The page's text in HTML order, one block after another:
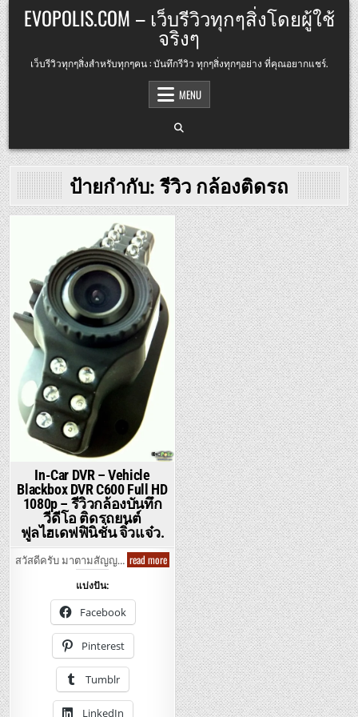
Skip
to
content
EVOPOLIS.COM – เว็บรีวิวทุกๆสิ่งโดยผู้ใช้
จริงๆ
เว็บรีวิวทุกๆสิ่งสำหรับทุกๆคน : บันทึกรีวิว ทุกๆสิ่งทุกๆอย่าง ที่คุณอยากแชร์.
MENU
ป้ายกำกับ:รีวิว กล้องติดรถ
In-Car DVR – Vehicle
Blackbox DVR C600 Full HD
1080p – รีวิวกล้องบันทึก
วีดีโอ ติดรถยนต์
ฟูลไฮเดฟฟินิชั่น จิ๋วแจ๋ว.
สวัสดีครับ มาตามสัญญ… read moreIn-
Car
DVR
Vehicle
Blackbox
DVR
C600
Full
HD
1080p
รีวิว
กล้อง
บันทึก
แบ่งปัน:
Facebook
Pinterest
Tumblr
LinkedIn